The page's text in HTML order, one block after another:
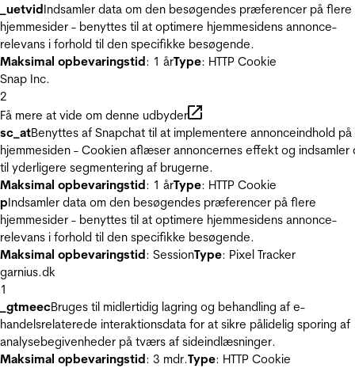
_uetvidIndsamler data om den besøgendes præferencer på flere
hjemmesider - benyttes til at optimere hjemmesidens annonce-
relevans i forhold til den specifikke besøgende.
Maksimal opbevaringstid: 1 årType: HTTP Cookie
Snap Inc.
2
Få mere at vide om denne udbyder
sc_atBenyttes af Snapchat til at implementere annonceindhold på
hjemmesiden - Cookien aflæser annoncernes effekt og indsamler
til yderligere segmentering af brugerne.
Maksimal opbevaringstid: 1 årType: HTTP Cookie
pIndsamler data om den besøgendes præferencer på flere
hjemmesider - benyttes til at optimere hjemmesidens annonce-
relevans i forhold til den specifikke besøgende.
Maksimal opbevaringstid: SessionType: Pixel Tracker
garnius.dk
1
_gtmeecBruges til midlertidig lagring og behandling af e-
handelsrelaterede interaktionsdata for at sikre pålidelig sporing af
analysebegivenheder på tværs af sideindlæsninger.
Maksimal opbevaringstid: 3 mdr.Type: HTTP Cookie